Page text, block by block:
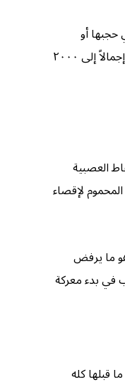
أو
التخفيف من وقعها على المجتمع الإسرائيلي رغم كل محاولات التقليل والحجب للأعداد الحقيقية كما أجبرت هآرتس منذ حوالي الشهر تقريباً على تخفيض عدد الجرحى من ٥٠٠٠ إجمالاً إلى ٢٠٠٠
العصبية
المحموم لإقصاء
ما يرفض
في بدء معركة
قبلها كله